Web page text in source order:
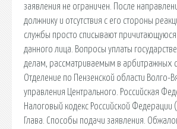
заявления не ограничен. После
должнику и отсутствия с его стороны
службы просто списывают причитающуюся
данного лица. Вопросы уплаты
делам, рассматриваемым в арбитражных
Отделение по Пензенской области Волго-
управления Центрального. Российская
Налоговый кодекс Российской Федерации
Глава. Способы подачи заявления.